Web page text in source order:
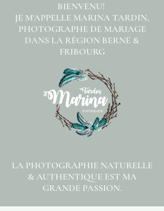
BIENVENU!
JE M'APPELLE MARINA TARDIN,
PHOTOGRAPHE DE MARIAGE
DANS LA RÉGION BERNE &
FRIBOURG
LA PHOTOGRAPHIE NATURELLE
& AUTHENTIQUE EST MA
GRANDE PASSION.